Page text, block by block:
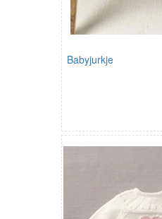
Babyjurkje